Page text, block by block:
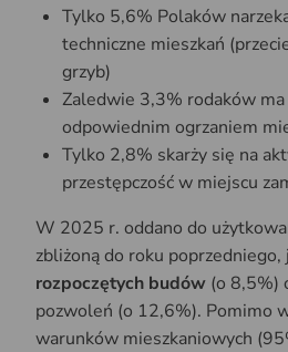
Tylko 5,6% Polaków
techniczne mieszkań
grzyb)
Zaledwie 3,3% rodaków
odpowiednim ogrzaniem
Tylko 2,8% skarży się na
przestępczość w miejscu
W 2025 r. oddano do
zbliżoną do roku poprzedniego,
rozpoczętych budów (o 8,5%)
pozwoleń (o 12,6%). Pomimo
warunków mieszkaniowych